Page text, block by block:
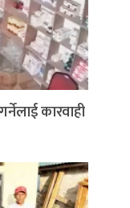
कारवाही